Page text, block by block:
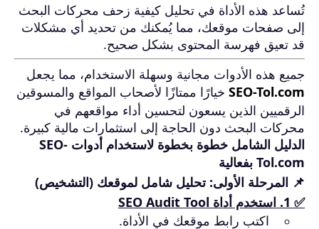
تُساعد هذه الأداة في تحليل كيفية زحف محركات البحث
إلى صفحات موقعك، مما يُمكنك من تحديد أي مشكلات
قد تعيق فهرسة المحتوى بشكل صحيح.
جميع هذه الأدوات مجانية وسهلة الاستخدام، مما يجعل
SEO-Tol.com خيارًا ممتازًا لأصحاب المواقع والمسوقين
الرقميين الذين يسعون لتحسين أداء مواقعهم في
محركات البحث دون الحاجة إلى استثمارات مالية كبيرة.
الدليل الشامل خطوة بخطوة لاستخدام أدوات SEO-
Tol.com بفعالية
📌 المرحلة الأولى: تحليل شامل لموقعك (التشخيص)
✅ 1. استخدم أداة
SEO Audit Tool
اكتب رابط موقعك في الأداة.